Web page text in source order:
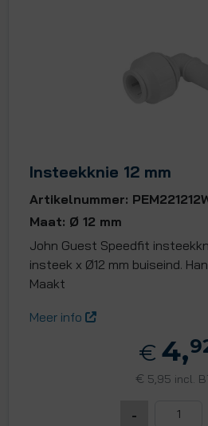
Insteekknie 12 mm
Artikelnummer:
Maat: Ø 12 mm
John Guest Speedfit
insteek x Ø12 mm buiseind.
Maakt
Meer info
€ 4,
€ 5,95 incl.
-